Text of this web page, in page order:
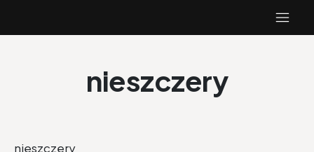
nieszczery
nieszczery